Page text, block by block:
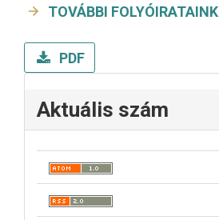
TOVÁBBI FOLYÓIRATAINK
PDF
Aktuális szám